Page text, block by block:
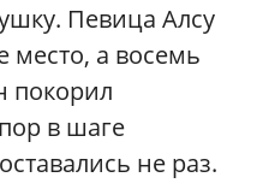
Певица Алсу
место, а восемь
покорил
в шаге
не раз.